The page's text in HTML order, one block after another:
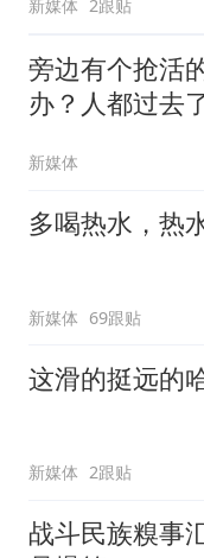
新媒体 2跟贴
旁边有个抢活
办？人都过去
新媒体
多喝热水，热
新媒体 69跟贴
这滑的挺远的
新媒体 2跟贴
战斗民族糗事